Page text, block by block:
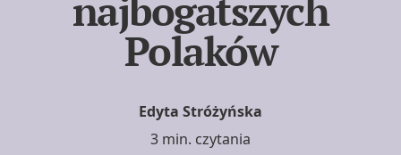
najbogatszych
Polaków
Edyta Stróżyńska
3 min. czytania